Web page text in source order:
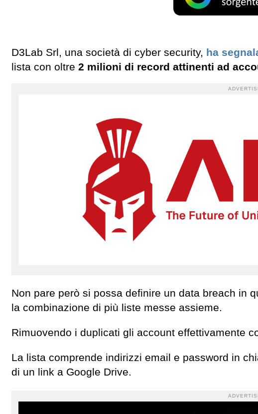
D3Lab Srl, una società di cyber security, ha
lista con oltre 2 milioni di record attinenti ad
Non pare però si possa definire un data breach in
la combinazione di più liste messe assieme.
Rimuovendo i duplicati gli account effettivamente
La lista comprende indirizzi email e password in
di un link a Google Drive.